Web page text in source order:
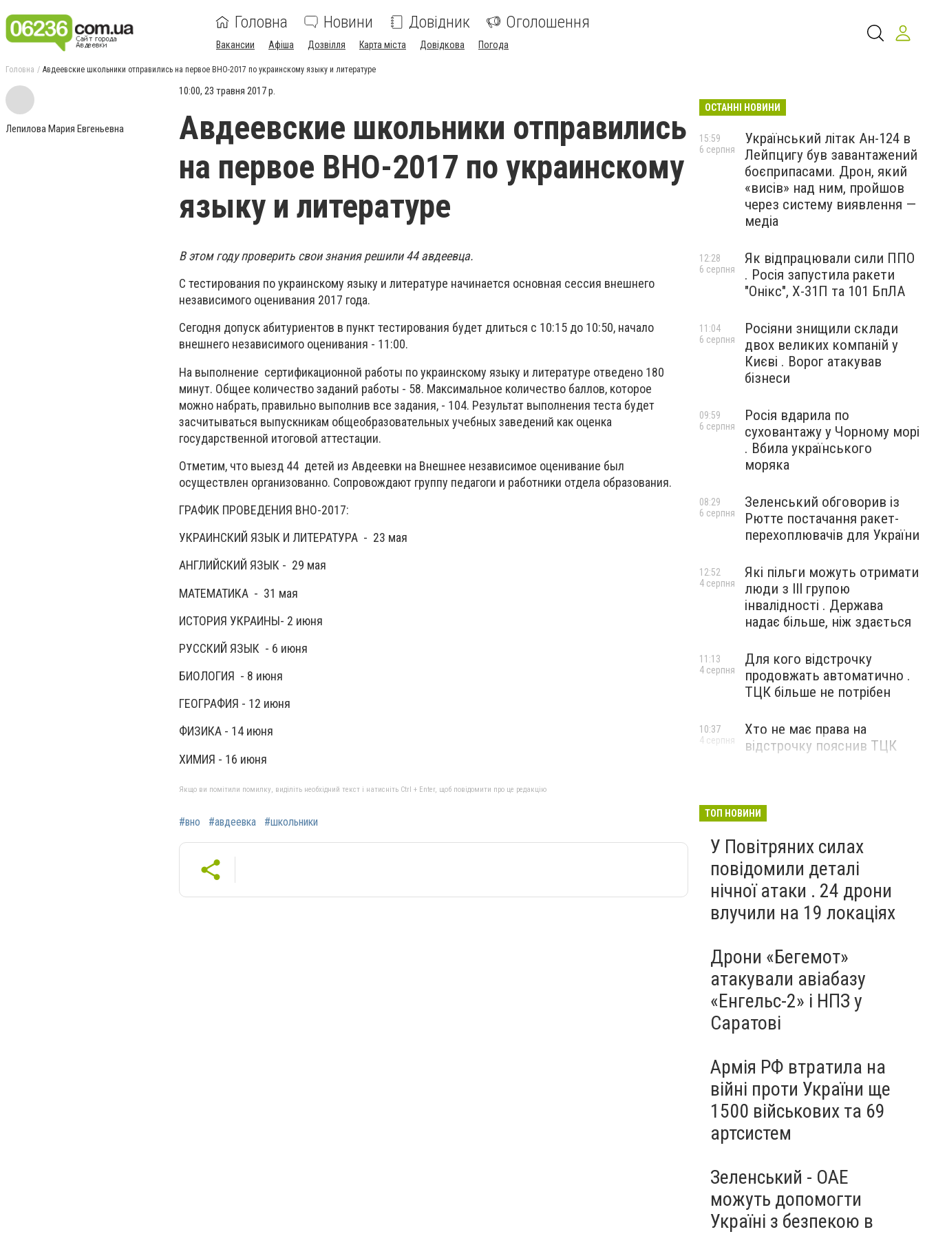
Головна Новини Довідник Оголошення
Вакансии Афіша Дозвілля Карта міста Довідкова Погода
Головна Авдеевские школьники отправились на первое ВНО-2017 по украинскому языку и литературе
Лепилова Мария Евгеньевна
10:00, 23 травня 2017 р.
Авдеевские школьники отправились
на первое ВНО-2017 по украинскому
языку и литературе
В этом году проверить свои знания решили 44 авдеевца.
С тестирования по украинскому языку и литературе начинается основная сессия внешнего
независимого оценивания 2017 года.
Сегодня допуск абитуриентов в пункт тестирования будет длиться с 10:15 до 10:50, начало
внешнего независимого оценивания - 11:00.
На выполнение сертификационной работы по украинскому языку и литературе отведено 180
минут. Общее количество заданий работы - 58. Максимальное количество баллов, которое
можно набрать, правильно выполнив все задания, - 104. Результат выполнения теста будет
засчитываться выпускникам общеобразовательных учебных заведений как оценка
государственной итоговой аттестации.
Отметим, что выезд 44 детей из Авдеевки на Внешнее независимое оценивание был
осуществлен организованно. Сопровождают группу педагоги и работники отдела образования.
ГРАФИК ПРОВЕДЕНИЯ ВНО-2017:
УКРАИНСКИЙ ЯЗЫК И ЛИТЕРАТУРА - 23 мая
АНГЛИЙСКИЙ ЯЗЫК - 29 мая
МАТЕМАТИКА - 31 мая
ИСТОРИЯ УКРАИНЫ- 2 июня
РУССКИЙ ЯЗЫК - 6 июня
БИОЛОГИЯ - 8 июня
ГЕОГРАФИЯ - 12 июня
ФИЗИКА - 14 июня
ХИМИЯ - 16 июня
Якщо ви помітили помилку, виділіть необхідний текст і натисніть Ctrl + Enter, щоб повідомити про це редакцію
#вно #авдеевка #школьники
ОСТАННІ НОВИНИ
Український літак Ан-124 в
Лейпцигу був завантажений
боєприпасами. Дрон, який
«висів» над ним, пройшов
через систему виявлення —
медіа
15:59
6 серпня
Як відпрацювали сили ППО
. Росія запустила ракети
"Онікс", Х-31П та 101 БпЛА
12:28
6 серпня
Росіяни знищили склади
двох великих компаній у
Києві . Ворог атакував
бізнеси
11:04
6 серпня
Росія вдарила по
суховантажу у Чорному морі
. Вбила українського
моряка
09:59
6 серпня
Зеленський обговорив із
Рютте постачання ракет-
перехоплювачів для України
08:29
6 серпня
Які пільги можуть отримати
люди з III групою
інвалідності . Держава
надає більше, ніж здається
12:52
4 серпня
Для кого відстрочку
продовжать автоматично .
ТЦК більше не потрібен
11:13
4 серпня
Хто не має права на
відстрочку пояснив ТЦК
10:37
4 серпня
ТОП НОВИНИ
У Повітряних силах
повідомили деталі
нічної атаки . 24 дрони
влучили на 19 локаціях
Дрони «Бегемот»
атакували авіабазу
«Енгельс-2» і НПЗ у
Саратові
Армія РФ втратила на
війні проти України ще
1500 військових та 69
артсистем
Зеленський - ОАЕ
можуть допомогти
Україні з безпекою в